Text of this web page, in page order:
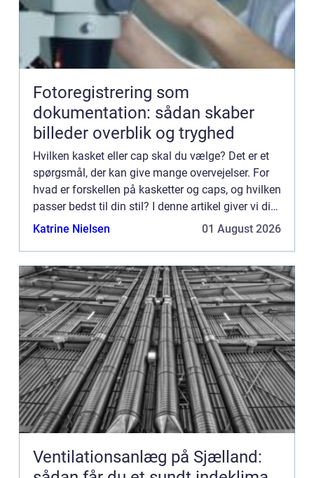
Fotoregistrering som
dokumentation: sådan skaber
billeder overblik og tryghed
Hvilken kasket eller cap skal du vælge? Det er et
spørgsmål, der kan give mange overvejelser. For
hvad er forskellen på kasketter og caps, og hvilken
passer bedst til din stil? I denne artikel giver vi dig
et godt overblik over de forskellige typer k...
Katrine Nielsen 01 August 2026
Ventilationsanlæg på Sjælland: